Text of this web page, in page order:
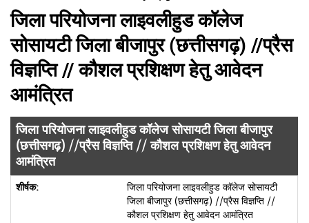
जिला परियोजना लाइवलीहुड कॉलेज
सोसायटी जिला बीजापुर (छत्तीसगढ़) //प्रैस
विज्ञप्ति // कौशल प्रशिक्षण हेतु आवेदन
आमंत्रित
जिला परियोजना लाइवलीहुड कॉलेज सोसायटी जिला बीजापुर
(छत्तीसगढ़) //प्रैस विज्ञप्ति // कौशल प्रशिक्षण हेतु आवेदन
आमंत्रित
जिला परियोजना लाइवलीहुड कॉलेज सोसायटी
जिला बीजापुर (छत्तीसगढ़) //प्रैस विज्ञप्ति //
कौशल प्रशिक्षण हेतु आवेदन आमंत्रित